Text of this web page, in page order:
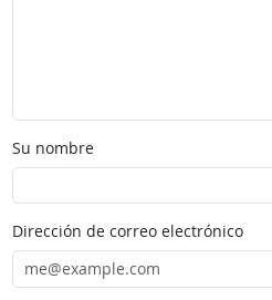
Su nombre
Dirección de correo electrónico